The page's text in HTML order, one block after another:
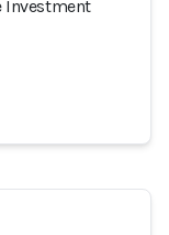
Investment